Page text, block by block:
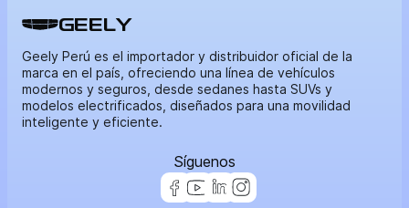
GEELY
Geely Perú es el importador y distribuidor oficial de la
marca en el país, ofreciendo una línea de vehículos
modernos y seguros, desde sedanes hasta SUVs y
modelos electrificados, diseñados para una movilidad
inteligente y eficiente.
Síguenos